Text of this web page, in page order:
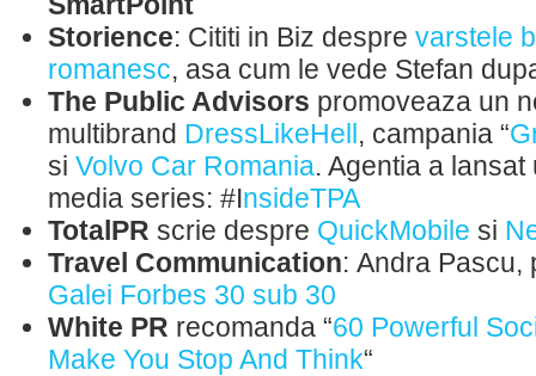
Storience: Cititi in Biz despre varstele
romanesc, asa cum le vede Stefan
The Public Advisors promoveaza un
multibrand DressLikeHell, campania “
si Volvo Car Romania. Agentia a
media series: ‪#‎InsideTPA
TotalPR scrie despre QuickMobile si
Travel Communication: Andra Pascu,
Galei Forbes 30 sub 30
White PR recomanda “60 Powerful
Make You Stop And Think“